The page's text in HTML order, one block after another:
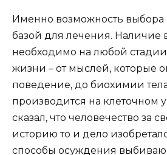
Именно возможность выбора
базой для лечения. Наличие
необходимо на любой
жизни – от мыслей, которые
поведение, до биохимии
производится на клеточном
сказал, что человечество за
историю то и дело
способы осуждения